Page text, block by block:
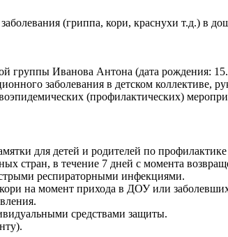
(гриппа, кори, краснухи т.д.) в
группы Иванова Антона (дата рождения:
заболевания в детском коллективе,
(профилактических)
для детей и родителей по
стран, в течение 7 дней с момента
респираторными инфекциями.
на момент прихода в ДОУ или
средствами защиты.